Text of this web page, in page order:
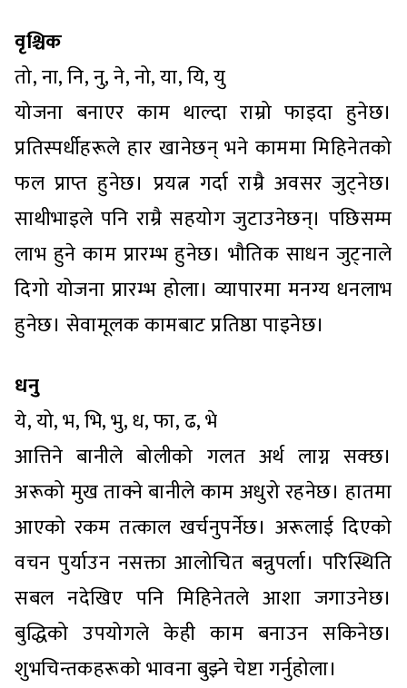
वृश्चिक
तो, ना, नि, नु, ने, नो, या, यि, यु
योजना बनाएर काम थाल्दा राम्रो फाइदा हुनेछ।
प्रतिस्पर्धीहरूले हार खानेछन् भने काममा मिहिनेतको
फल प्राप्त हुनेछ। प्रयत्न गर्दा राम्रै अवसर जुट्नेछ।
साथीभाइले पनि राम्रै सहयोग जुटाउनेछन्। पछिसम्म
लाभ हुने काम प्रारम्भ हुनेछ। भौतिक साधन जुट्नाले
दिगो योजना प्रारम्भ होला। व्यापारमा मनग्य धनलाभ
हुनेछ। सेवामूलक कामबाट प्रतिष्ठा पाइनेछ।
धनु
ये, यो, भ, भि, भु, ध, फा, ढ, भे
आत्तिने बानीले बोलीको गलत अर्थ लाग्न सक्छ।
अरूको मुख ताक्ने बानीले काम अधुरो रहनेछ। हातमा
आएको रकम तत्काल खर्चनुपर्नेछ। अरूलाई दिएको
वचन पुर्याउन नसक्ता आलोचित बन्नुपर्ला। परिस्थिति
सबल नदेखिए पनि मिहिनेतले आशा जगाउनेछ।
बुद्धिको उपयोगले केही काम बनाउन सकिनेछ।
शुभचिन्तकहरूको भावना बुझ्ने चेष्टा गर्नुहोला।